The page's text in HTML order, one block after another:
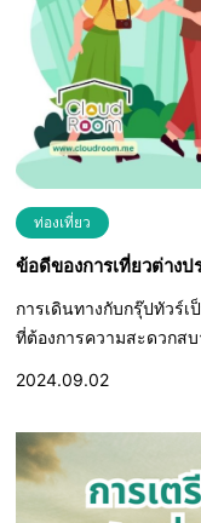
ท่องเที่ยว
ข้อดีของการเที่ยวต่าง
การเดินทางกับกรุ๊ปทัวร์
ที่ต้องการความสะดวกส
2024.09.02